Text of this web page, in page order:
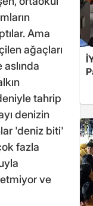
Ama
ağaçları
tahrip
denizin
'deniz biti'
fazla
ve